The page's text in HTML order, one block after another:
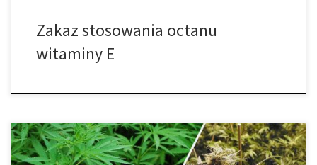
Zakaz stosowania octanu
witaminy E